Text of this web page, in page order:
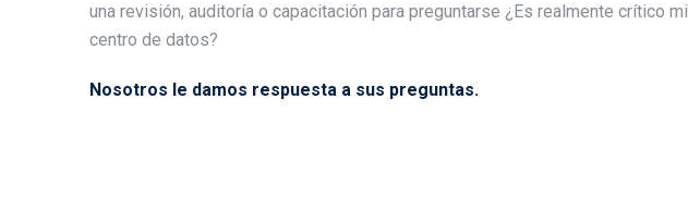
una revisión, auditoría o capacitación para preguntarse ¿Es realmente crítico mi
centro de datos?
Nosotros le damos respuesta a sus preguntas.